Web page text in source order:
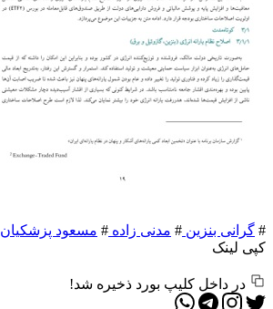
# گرانی بنزین # مدنی زاده # مسعود پزشکیان
کپی لینک
در داخل کلیپ بورد ذخیره شد!